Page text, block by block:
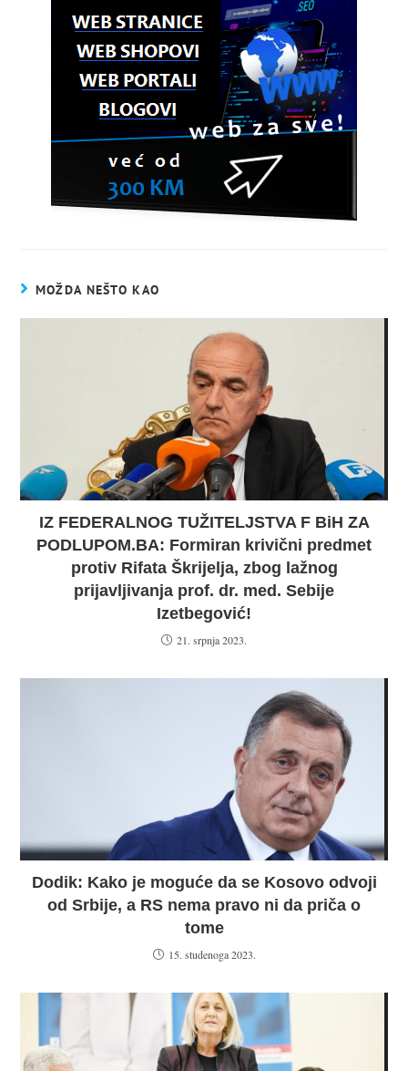
MOŽDA NEŠTO KAO
IZ FEDERALNOG TUŽITELJSTVA F BiH ZA
PODLUPOM.BA: Formiran krivični predmet
protiv Rifata Škrijelja, zbog lažnog
prijavljivanja prof. dr. med. Sebije
Izetbegović!
21. srpnja 2023.
Dodik: Kako je moguće da se Kosovo odvoji
od Srbije, a RS nema pravo ni da priča o
tome
15. studenoga 2023.